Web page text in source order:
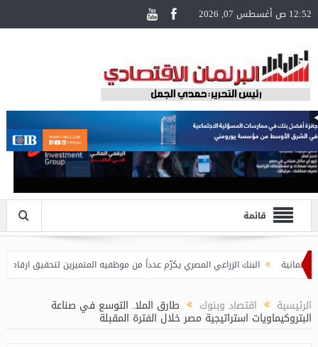
12:52 ص أغسطس 07, 2026
قائمة
البنك الزراعي المصري يكرّم عدداً من موظفيه المتميزين لتحقيق ارقام
الرئيسية اقتصاد وبنوك طارق الملا. التوسع في صناعة
البتروكيماويات استراتيجية مصر خلال الفترة المقبلة